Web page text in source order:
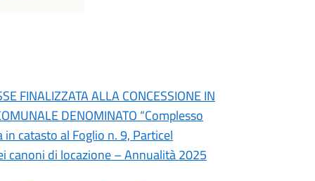
FINALIZZATA ALLA CONCESSIONE IN
DENOMINATO “Complesso
catasto al Foglio n. 9, Particel
canoni di locazione – Annualità 2025